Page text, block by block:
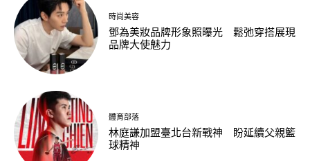
時尚美容
鄧為美妝品牌形象照曝光 鬆弛穿搭展現
品牌大使魅力
體育部落
林庭謙加盟臺北台新戰神 盼延續父親籃
球精神